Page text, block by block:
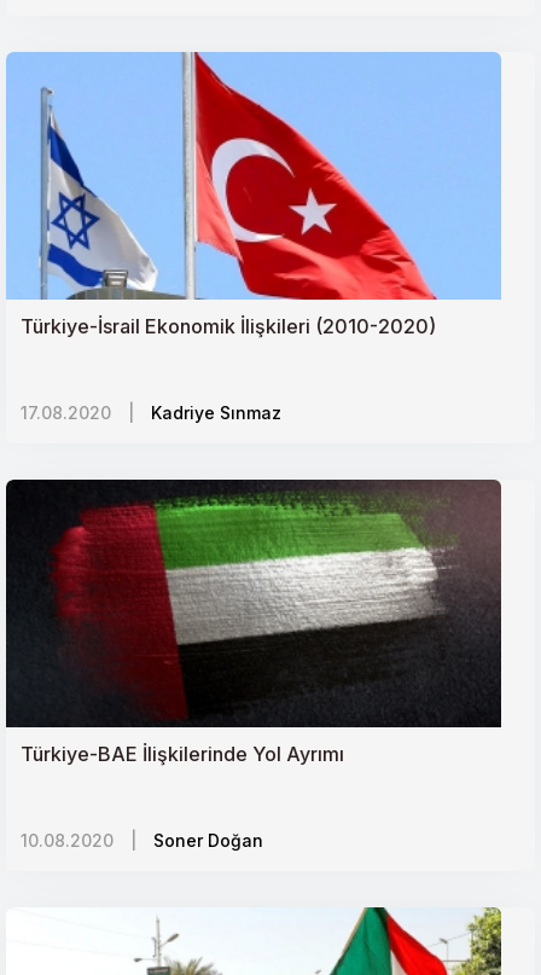
Türkiye-İsrail Ekonomik İlişkileri (2010-2020)
17.08.2020 Kadriye Sınmaz
Türkiye-BAE İlişkilerinde Yol Ayrımı
10.08.2020 Soner Doğan